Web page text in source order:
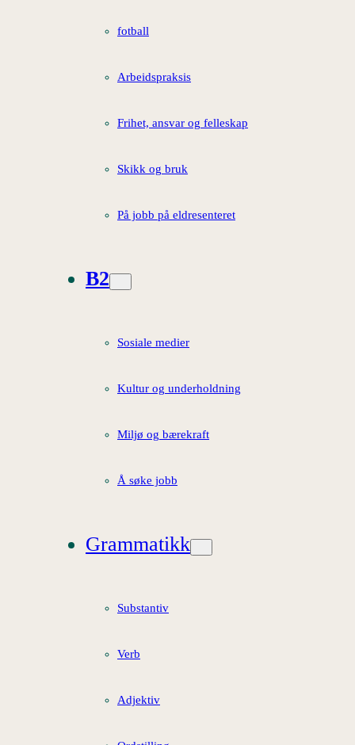
fotball
Arbeidspraksis
Frihet, ansvar og felleskap
Skikk og bruk
På jobb på eldresenteret
B2
Sosiale medier
Kultur og underholdning
Miljø og bærekraft
Å søke jobb
Grammatikk
Substantiv
Verb
Adjektiv